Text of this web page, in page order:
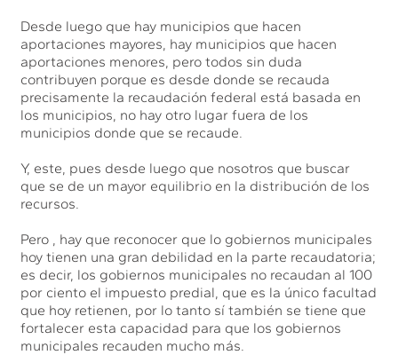
Desde luego que hay municipios que hacen
aportaciones mayores, hay municipios que hacen
aportaciones menores, pero todos sin duda
contribuyen porque es desde donde se recauda
precisamente la recaudación federal está basada en
los municipios, no hay otro lugar fuera de los
municipios donde que se recaude.
Y, este, pues desde luego que nosotros que buscar
que se de un mayor equilibrio en la distribución de los
recursos.
Pero , hay que reconocer que lo gobiernos municipales
hoy tienen una gran debilidad en la parte recaudatoria;
es decir, los gobiernos municipales no recaudan al 100
por ciento el impuesto predial, que es la único facultad
que hoy retienen, por lo tanto sí también se tiene que
fortalecer esta capacidad para que los gobiernos
municipales recauden mucho más.